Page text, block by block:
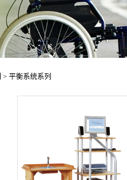
> 平衡系统系列